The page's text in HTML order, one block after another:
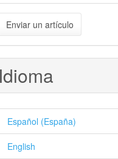
Enviar un artículo
Idioma
Español (España)
English